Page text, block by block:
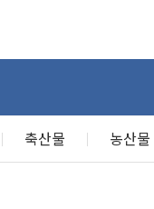
축산물 농산물